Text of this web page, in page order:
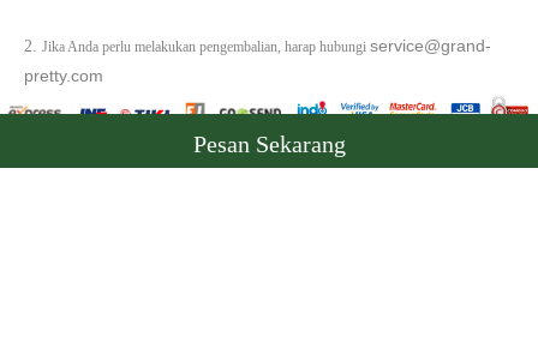
2. Jika Anda perlu melakukan pengembalian, harap hubungi service@grand-
pretty.com
Informasi kontak： service-ID@lozt.shop
Pesan Sekarang